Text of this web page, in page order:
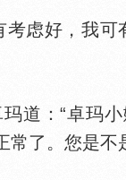
虑好，我
道：“卓玛小
了。您是